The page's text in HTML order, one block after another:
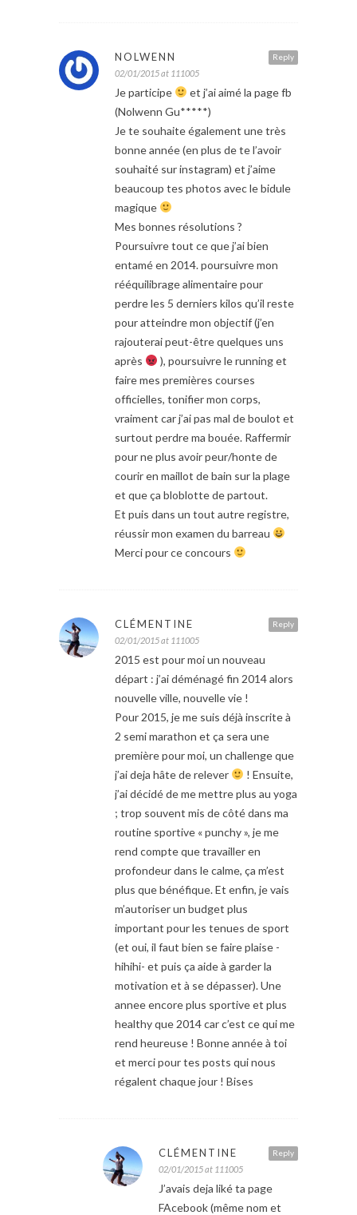
Reply
NOLWENN
02/01/2015 at 111005
Je participe
et j’ai aimé la page fb
(Nolwenn Gu*****)
Je te souhaite également une très
bonne année (en plus de te l’avoir
souhaité sur instagram) et j’aime
beaucoup tes photos avec le bidule
magique
Mes bonnes résolutions ?
Poursuivre tout ce que j’ai bien
entamé en 2014. poursuivre mon
rééquilibrage alimentaire pour
perdre les 5 derniers kilos qu’il reste
pour atteindre mon objectif (j’en
rajouterai peut-être quelques uns
après
), poursuivre le running et
faire mes premières courses
officielles, tonifier mon corps,
vraiment car j’ai pas mal de boulot et
surtout perdre ma bouée. Raffermir
pour ne plus avoir peur/honte de
courir en maillot de bain sur la plage
et que ça bloblotte de partout.
Et puis dans un tout autre registre,
réussir mon examen du barreau
Merci pour ce concours
Reply
CLÉMENTINE
02/01/2015 at 111005
2015 est pour moi un nouveau
départ : j’ai déménagé fin 2014 alors
nouvelle ville, nouvelle vie !
Pour 2015, je me suis déjà inscrite à
2 semi marathon et ça sera une
première pour moi, un challenge que
j’ai deja hâte de relever
! Ensuite,
j’ai décidé de me mettre plus au yoga
; trop souvent mis de côté dans ma
routine sportive « punchy », je me
rend compte que travailler en
profondeur dans le calme, ça m’est
plus que bénéfique. Et enfin, je vais
m’autoriser un budget plus
important pour les tenues de sport
(et oui, il faut bien se faire plaise -
hihihi- et puis ça aide à garder la
motivation et à se dépasser). Une
annee encore plus sportive et plus
healthy que 2014 car c’est ce qui me
rend heureuse ! Bonne année à toi
et merci pour tes posts qui nous
régalent chaque jour ! Bises
Reply
CLÉMENTINE
02/01/2015 at 111005
J’avais deja liké ta page
FAcebook (même nom et